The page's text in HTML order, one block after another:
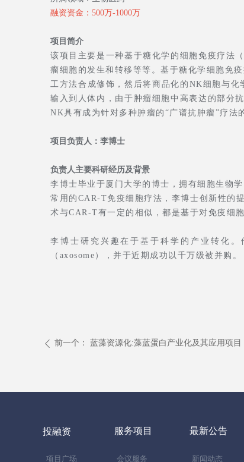
ꄴ 前一个： 蓝藻资源化:藻蓝蛋白产业化及其应用项目
融资资金：500万-1000万
项目简介
该项目主要是一种基于糖化学的细胞免疫疗法
瘤细胞的发生和转移等等。基于糖化学细胞免
工方法合成修饰，然后将商品化的NK细胞与
输入到人体内，由于肿瘤细胞中高表达的部分
NK具有成为针对多种肿瘤的“广谱抗肿瘤”疗法
项目负责人：李博士
负责人主要科研经历及背景
李博士毕业于厦门大学的博士，拥有细胞生物
常用的CAR-T免疫细胞疗法，李博士创新性的
术与CAR-T有一定的相似，都是基于对免疫细
李博士研究兴趣在于基于科学的产业转化
（axosome），并于近期成功以千万级被并购。
新闻动态
最新公告
会议服务
服务项目
项目广场
投融资